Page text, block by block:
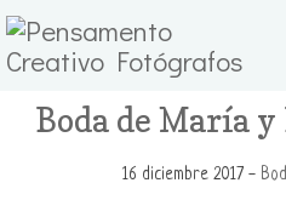
Boda de María
16 diciembre 2017 -